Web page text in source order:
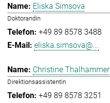
Eliska Simsova
Doktorandin
+49 89 8578 3488
eliska.simsova@...
Christine Thalhammer
Direktionsassistentin
+49 89 8578 3251